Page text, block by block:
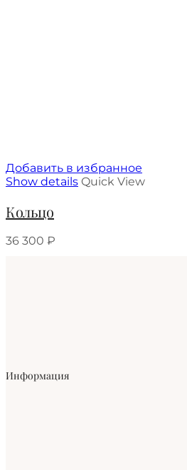
Добавить в избранное
Show details Quick View
Кольцо
36 300 ₽
Информация